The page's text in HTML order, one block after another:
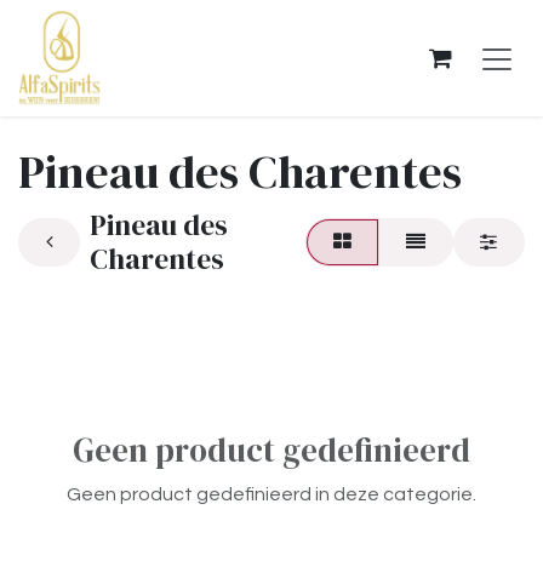
OVERSLAAN NAAR INHOUD
Pineau des Charentes
Pineau des
Charentes
Geen product gedefinieerd
Geen product gedefinieerd in deze categorie.